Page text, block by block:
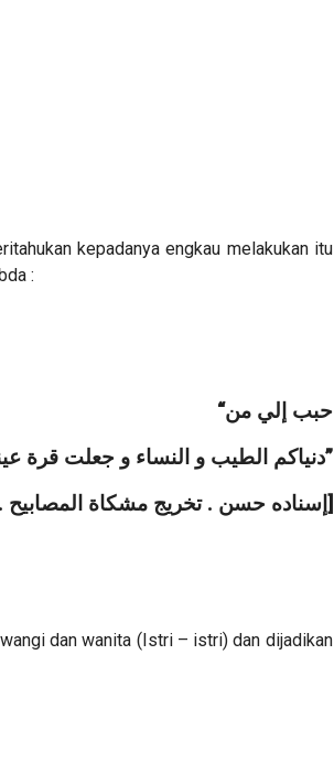
kepadanya engkau melakukan itu
:
‎ “ﺣﺒﺐ ﺇﻟﻲ ﻣﻦ
‎ﺩﻧﻴﺎﻛﻢ ﺍﻟﻄﻴﺐ ﻭ ﺍﻟﻨﺴﺎﺀ ﻭ ﺟﻌﻠﺖ ﻗﺮﺓ ﻋﻴﻨﻲ ﻓﻲ ﺍﻟﺼﻼﺓ”
‎[ﺇﺳﻨﺎﺩﻩ ﺣﺴﻦ . ﺗﺨﺮﻳﺞ ﻣﺸﻜﺎﺓ ﺍﻟﻤﺼﺎﺑﻴﺢ . 5189]
dan wanita (Istri – istri) dan dijadikan